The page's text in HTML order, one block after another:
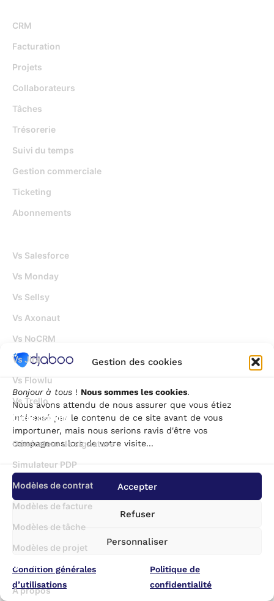
Gestion des cookies
Bonjour à tous ! Nous sommes les cookies.
Nous avons attendu de nous assurer que vous étiez
intéressé par le contenu de ce site avant de vous
importuner, mais nous serions ravis d'être vos
compagnons lors de votre visite...
Accepter
Refuser
Personnaliser
Condition générales
d’utilisations
Politique de
confidentialité
CRM
Facturation
Projets
Collaborateurs
Tâches
Trésorerie
Suivi du temps
Gestion commerciale
Ticketing
Abonnements
Vs Salesforce
Vs Monday
Vs Sellsy
Vs Axonaut
Vs NoCRM
Vs Jira
Vs Flowlu
Vs Trello
Outils gratuits
Générateur de signature
Simulateur PDP
Modèles de contrat
Modèles de facture
Modèles de tâche
Modèles de projet
Ressources
A propos